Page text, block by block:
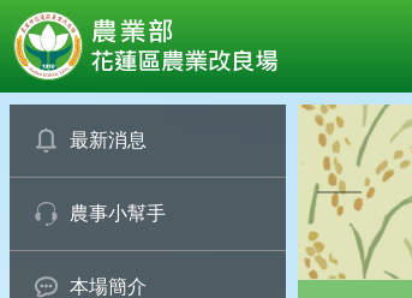
最新消息
農事小幫手
本場簡介